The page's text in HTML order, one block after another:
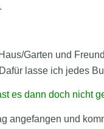
Garten und
lasse ich jedes
es dann doch nicht
angefangen und